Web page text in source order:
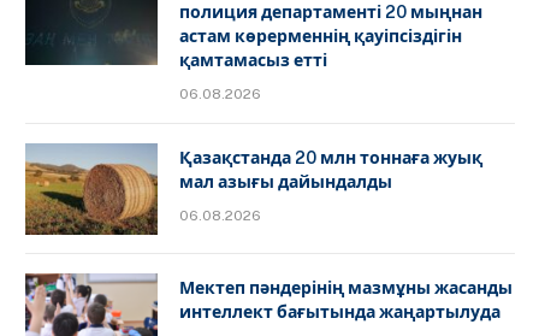
полиция департаменті 20 мыңнан
астам көрерменнің қауіпсіздігін
қамтамасыз етті
06.08.2026
Қазақстанда 20 млн тоннаға жуық
мал азығы дайындалды
06.08.2026
Мектеп пәндерінің мазмұны жасанды
интеллект бағытында жаңартылуда